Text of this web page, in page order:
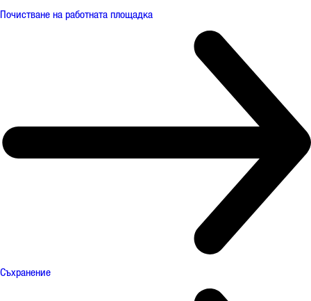
Почистване на работната площадка
Съхранение